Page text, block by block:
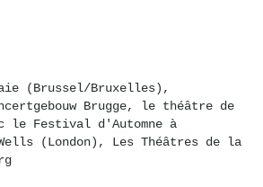
(Brussel/Bruxelles),
Brugge, le théâtre de
le Festival d'Automne à
(London), Les Théâtres de la